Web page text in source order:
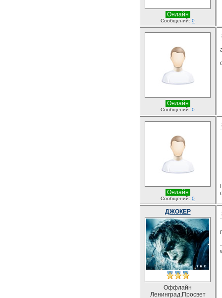
Онлайн
Сообщений: 0
Онлайн
Сообщений: 0
Онлайн
Сообщений: 0
ДЖОКЕР
Оффлайн
Ленинград,Просвет